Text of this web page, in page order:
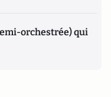
orchestrée) qui